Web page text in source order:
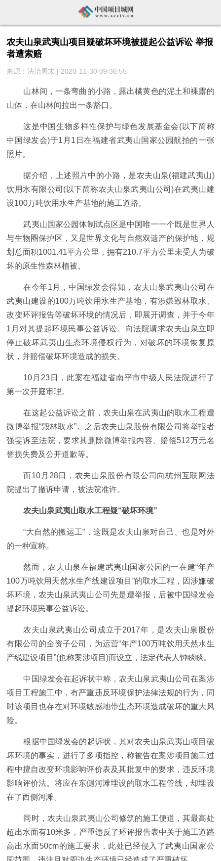
农夫山泉武夷山项目疑破坏环境被提起公益诉讼 举报
者遭索赔
来源：法治周末 | 2020-11-30 09:36:55
山林间，一条弯曲的小路，露出橘黄色的泥土和裸露的
山体，在山林间拉出一条豁口。
这是中国生物多样性保护与绿色发展基金会(以下简称
中国绿发会)于1月1日在福建省武夷山国家公园航拍的一张
照片。
据介绍，上述照片中的小路，是农夫山泉(福建武夷山)
饮用水有限公司(以下简称农夫山泉武夷山公司)在武夷山建
设100万吨饮用水生产基地的施工道路。
武夷山国家公园体制试点区是中国唯一一个既是世界人
与生物圈保护区，又是世界文化与自然双遗产的保护地，规
划总面积1001.41平方公里，拥有210.7平方公里未受人为破
坏的原生性森林植被。
在今年1月，中国绿发会得知，农夫山泉武夷山公司在
武夷山建设的100万吨饮用水生产基地，有涉嫌毁林取水、
改变环评报告等破坏环境的情况后，即展开调查，并于今年
1月对其提起环境民事公益诉讼。向法院请求农夫山泉立即
停止破坏武夷山生态环境侵权行为，对破坏的环境恢复原
状，并赔偿破坏环境造成的损失。
10月23日，此案在福建省南平市中级人民法院进行了
第一次开庭审理。
在这起公益诉讼之前，农夫山泉在武夷山的取水工程遭
微博举报“毁林取水”。之后农夫山泉股份有限公司将举报者
强雯诉至法院，要求其删除微博举报内容、赔偿512万元名
誉损失费及公开道歉等。
而10月28日，农夫山泉股份有限公司向杭州互联网法
院提出了撤诉申请，被法院准许。
农夫山泉武夷山取水工程疑“破坏环境”
“大自然的搬运工”，这既是农夫山泉对自己、也是对外
的一种宣称。
然而，农夫山泉在福建武夷山国家公园的一在建“年产
100万吨饮用天然水生产线建设项目”的取水工程，因涉嫌破
坏环境，农夫山泉武夷山公司先是遭举报，后被中国绿发会
提起环境民事公益诉讼。
农夫山泉武夷山公司成立于2017年，是农夫山泉股份
有限公司的全资子公司，为运营“年产100万吨饮用天然水生
产线建设项目”(也称案涉项目)而设立，法定代表人钟睒睒。
中国绿发会在起诉状中称，农夫山泉武夷山公司在案涉
项目工程施工中，有严重违反环境保护法律法规的行为，同
时该项目也存在对环境敏感地带生态环境造成破坏的重大风
险。
根据中国绿发会的起诉状，其对农夫山泉武夷山项目破
坏环境的事实，进行了多项指控，称被告在案涉项目施工过
程中擅自改变环境影响评价表及其批复中的要求，违反环境
影响评价法。将应在东侧河滩埋设的取水工程管线，却埋设
在了西侧河滩。
同时，农夫山泉武夷山公司修筑的施工便道，其最高处
超出水面有10米多，严重违反了环评报告表中关于施工道路
高出水面50cm的施工要求，此处已经侵入了武夷山国家公